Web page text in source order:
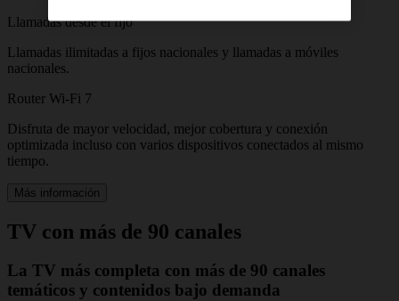
Llamadas desde el fijo
Llamadas ilimitadas a fijos nacionales y llamadas a móviles
nacionales.
Router Wi-Fi 7
Disfruta de mayor velocidad, mejor cobertura y conexión
optimizada incluso con varios dispositivos conectados al mismo
tiempo.
Más información
TV con más de 90 canales
La TV más completa con más de 90 canales
temáticos y contenidos bajo demanda